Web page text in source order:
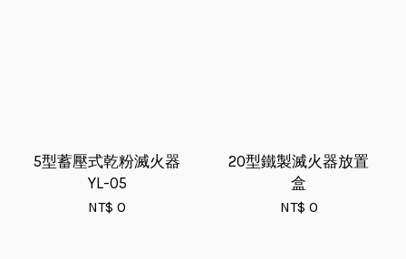
5型蓄壓式乾粉滅火器
YL-05
NT$ 0
20型鐵製滅火器放置
盒
NT$ 0